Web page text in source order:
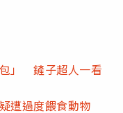
」 鏟子超人一看
遭過度餵食動物